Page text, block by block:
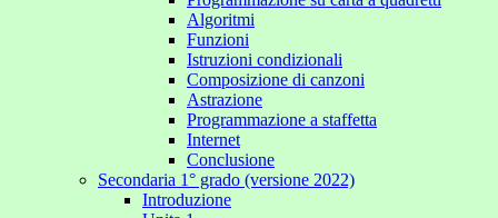
Algoritmi
Funzioni
Istruzioni condizionali
Composizione di canzoni
Astrazione
Programmazione a staffetta
Internet
Conclusione
Secondaria 1° grado (versione 2022)
Introduzione